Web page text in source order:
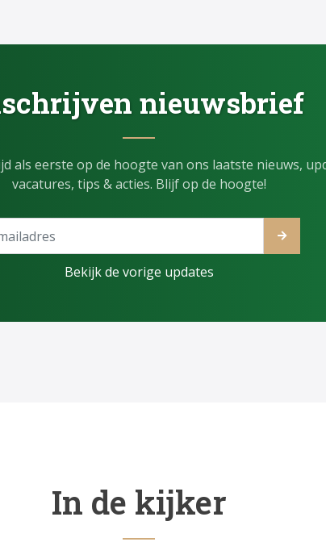
nieuwsbrief
als eerste op de hoogte van ons laatste nieuws,
vacatures, tips & acties. Blijf op de hoogte!
Bekijk de vorige updates
In de kijker